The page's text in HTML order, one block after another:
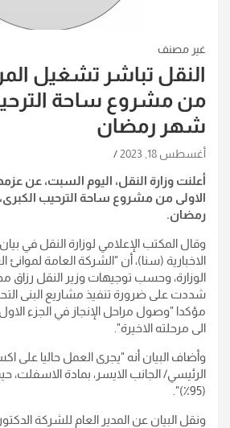
غير مصنف
النقل تباشر تشغيل
من مشروع ساحة
شهر رمضان
أغسطس 18, 2023
أعلنت وزارة النقل، اليوم السبت، عن
الاولى من مشروع ساحة الترحيب
رمضان.
وقال المكتب الإعلامي لوزارة النقل في
الاخبارية (سنا)، أن "الشركة العامة لموانئ
الوزارة، وحسب توجيهات وزير النقل رزاق
شددت على ضرورة تنفيذ مشاريع البنى
مؤكدا "وصول مراحل الإنجاز في الجزء
الى مرحلته الاخيرة".
وأضاف البيان أنه "يجرى العمل حاليا على
الرئيسي/ الجانب الايسر، بمادة الاسفلت،
(95٪
)".
ونقل البيان عن المدير العام للشركة